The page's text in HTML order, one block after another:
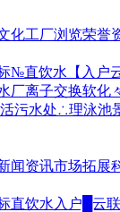
化工厂浏览荣誉
№直饮水【入户
厂离子交换软化
污水处∴理泳池
闻资讯市场拓展
直饮水入户█云